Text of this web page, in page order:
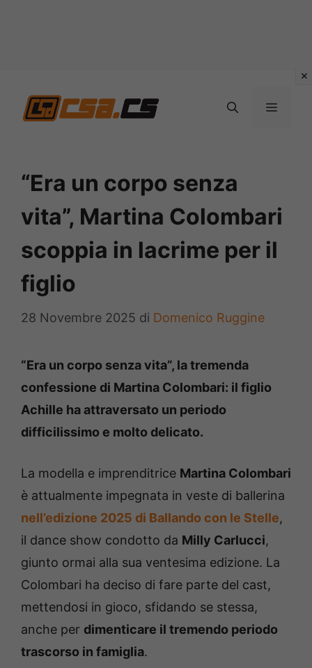
contenuto
MENU
“Era un corpo senza
vita”, Martina Colombari
scoppia in lacrime per il
figlio
28 Novembre 2025 di Domenico Ruggine
“Era un corpo senza vita”, la tremenda
confessione di Martina Colombari: il figlio
Achille ha attraversato un periodo
difficilissimo e molto delicato.
La modella e imprenditrice Martina Colombari
è attualmente impegnata in veste di ballerina
nell’edizione 2025 di Ballando con le Stelle,
il dance show condotto da Milly Carlucci,
giunto ormai alla sua ventesima edizione. La
Colombari ha deciso di fare parte del cast,
mettendosi in gioco, sfidando se stessa,
anche per dimenticare il tremendo periodo
trascorso in famiglia.